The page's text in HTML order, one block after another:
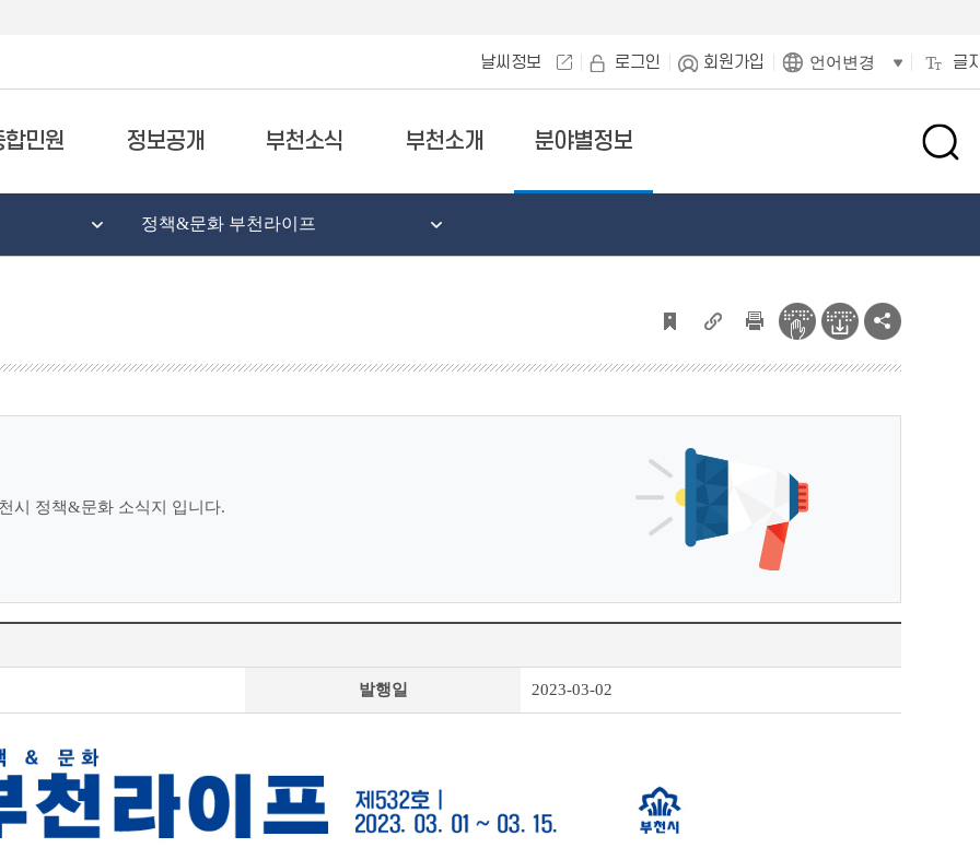
날씨정보 로그인 회원가입 언어변경 글
합민원 정보공개 부천소식 부천소개 분야별정보
검
창
정책&문화 부천라이프
시 정책&문화 소식지 입니다.
발행일 2023-03-02